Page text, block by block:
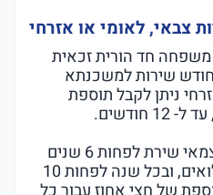
צבאי, לאומי או אזרחי
משפחה חד הורית זכאית
של 1% לכל חודש שירות למשכנתא
ניתן לקבל תוספת
מעבר לכך, אם ההורה העצמאי שירת לפחות 6 שנים
לאורך תקופת שירות המילואים, ובכל שנה לפחות 10